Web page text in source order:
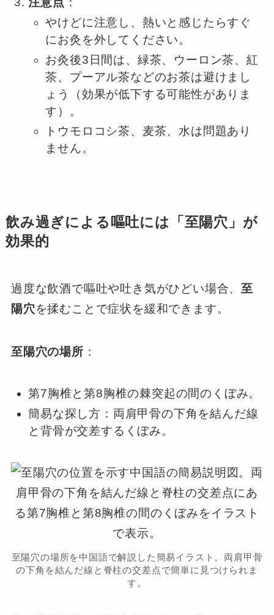
やけどに注意し、熱いと感じたらすぐ
にお灸を外してください。
お灸後3日間は、緑茶、ウーロン茶、紅
茶、プーアル茶などのお茶は避けまし
ょう（効果が低下する可能性がありま
す）。
トウモロコシ茶、麦茶、水は問題あり
ません。
飲み過ぎによる嘔吐には「至陽穴」が
効果的
過度な飲酒で嘔吐や吐き気がひどい場合、至
陽穴を揉むことで症状を緩和できます。
至陽穴の場所 ：
第7胸椎と第8胸椎の棘突起の間のくぼみ。
簡易な探し方：両肩甲骨の下角を結んだ線
と背骨が交差するくぼみ。
至陽穴の場所を中国語で解説した簡易イラスト。両肩甲骨
の下角を結んだ線と脊柱の交差点で簡単に見つけられま
す。